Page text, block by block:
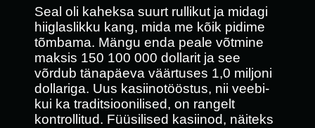
Seal oli kaheksa suurt rullikut ja midagi
hiiglaslikku kang, mida me kõik pidime
tõmbama. Mängu enda peale võtmine
maksis 150 100 000 dollarit ja see
võrdub tänapäeva väärtuses 1,0 miljoni
dollariga. Uus kasiinotööstus, nii veebi-
kui ka traditsioonilised, on rangelt
kontrollitud. Füüsilised kasiinod, näiteks